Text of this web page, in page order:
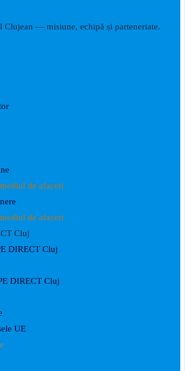
Clujean — misiune, echipă și parteneriate.
de afaceri
de afaceri
Cluj
DIRECT Cluj
DIRECT Cluj
UE